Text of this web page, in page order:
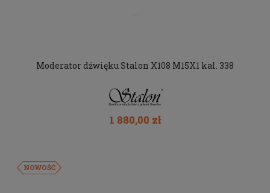
Moderator dźwięku Stalon X108 M15X1 kal. 338
1 880,00 zł
NOWOŚĆ